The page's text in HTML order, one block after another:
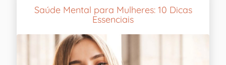
Saúde Mental para Mulheres: 10 Dicas
Essenciais